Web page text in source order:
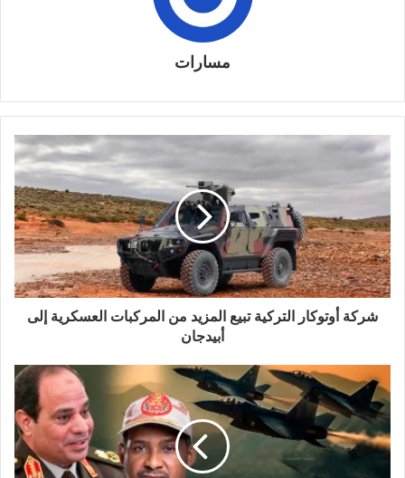
مسارات
شركة أوتوكار التركية تبيع المزيد من المركبات العسكرية إلى
أبيدجان